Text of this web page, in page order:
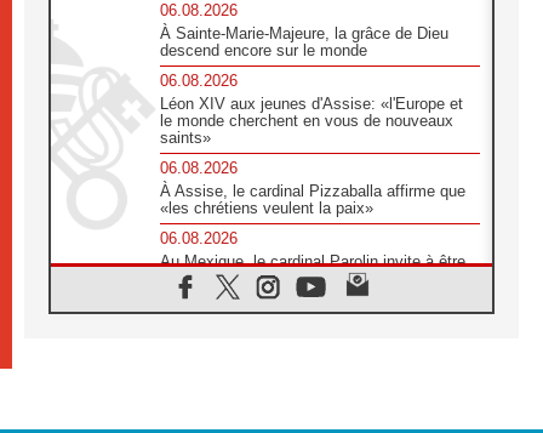
06.08.2026
À Sainte-Marie-Majeure, la grâce de Dieu
descend encore sur le monde
06.08.2026
Léon XIV aux jeunes d'Assise: «l'Europe et
le monde cherchent en vous de nouveaux
saints»
06.08.2026
À Assise, le cardinal Pizzaballa affirme que
«les chrétiens veulent la paix»
06.08.2026
Au Mexique, le cardinal Parolin invite à être
aux côtés des marginalisées
06.08.2026